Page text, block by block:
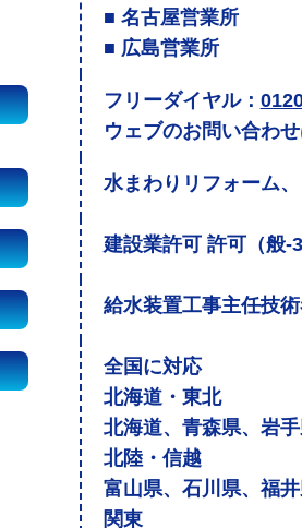
■ 名古屋営業所
■ 広島営業所
フリーダイヤル：
ウェブのお問い合わせ
水まわりリフォーム
建設業許可 許可（般-
給水装置工事主任技
全国に対応
北海道・東北
北海道、青森県、岩
北陸・信越
富山県、石川県、福
関東